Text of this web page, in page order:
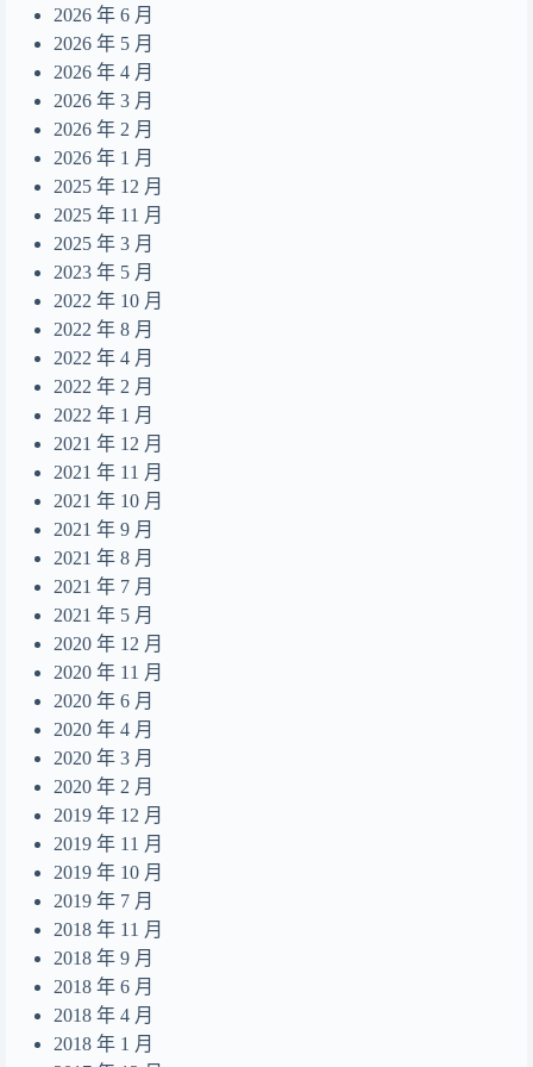
14Summer Dream
15無人之島
16目及皆是你
17摺縫中的夢
18Daydreamer
2026 年 6 月
2026 年 5 月
2026 年 4 月
2026 年 3 月
2026 年 2 月
2026 年 1 月
2025 年 12 月
2025 年 11 月
2025 年 3 月
2023 年 5 月
2022 年 10 月
2022 年 8 月
2022 年 4 月
2022 年 2 月
2022 年 1 月
2021 年 12 月
2021 年 11 月
2021 年 10 月
2021 年 9 月
2021 年 8 月
2021 年 7 月
2021 年 5 月
2020 年 12 月
2020 年 11 月
2020 年 6 月
2020 年 4 月
2020 年 3 月
2020 年 2 月
2019 年 12 月
2019 年 11 月
2019 年 10 月
2019 年 7 月
2018 年 11 月
2018 年 9 月
2018 年 6 月
2018 年 4 月
2018 年 1 月